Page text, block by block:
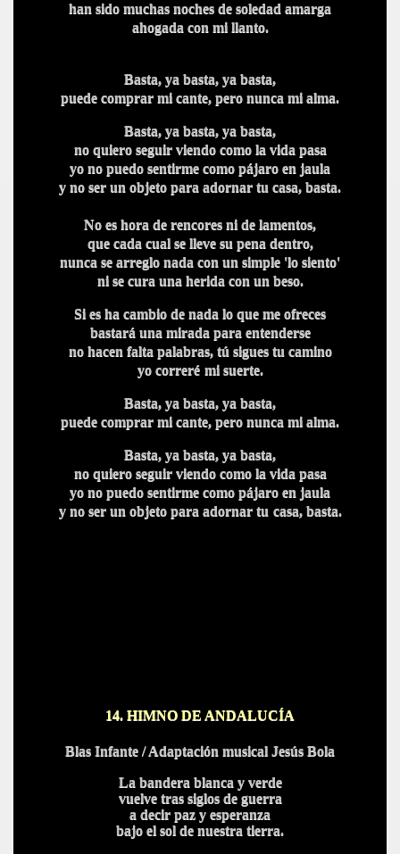
han sido muchas noches de soledad amarga
ahogada con mi llanto.
Basta, ya basta, ya basta,
puede comprar mi cante, pero nunca mi alma.
Basta, ya basta, ya basta,
no quiero seguir viendo como la vida pasa
yo no puedo sentirme como pájaro en jaula
y no ser un objeto para adornar tu casa, basta.
No es hora de rencores ni de lamentos,
que cada cual se lleve su pena dentro,
nunca se arreglo nada con un simple 'lo siento'
ni se cura una herida con un beso.
Si es ha cambio de nada lo que me ofreces
bastará una mirada para entenderse
no hacen falta palabras, tú sigues tu camino
yo correré mi suerte.
Basta, ya basta, ya basta,
puede comprar mi cante, pero nunca mi alma.
Basta, ya basta, ya basta,
no quiero seguir viendo como la vida pasa
yo no puedo sentirme como pájaro en jaula
y no ser un objeto para adornar tu casa, basta.
14. HIMNO DE ANDALUCÍA
Blas Infante / Adaptación musical Jesús Bola
La bandera blanca y verde
vuelve tras siglos de guerra
a decir paz y esperanza
bajo el sol de nuestra tierra.